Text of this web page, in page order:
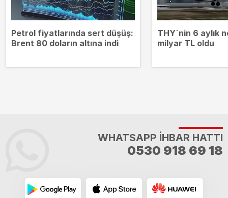
Petrol fiyatlarında sert düşüş:
Brent 80 doların altına indi
THY`nin 6 aylık
milyar TL oldu
WHATSAPP İHBAR HATTI
0530 918 69 18